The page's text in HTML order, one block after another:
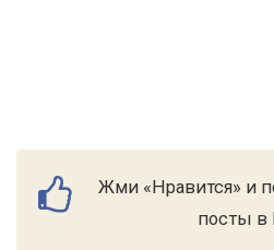
Жми «Нравится» и
посты в